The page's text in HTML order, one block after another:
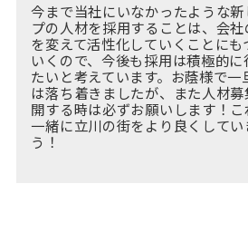
今まで当社にいなかったような新
プの人材を採用することは、会
を変えて活性化していくことにも
いくので、今後も採用は積極的に
たいと考えています。お蔭様で一
は落ち着きましたが、また人材
開する時は必ずお願いします！こ
一緒に立川の街をより良くしてい
う！